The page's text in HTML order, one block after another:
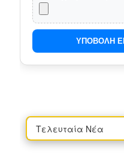
ΥΠΟΒΟΛΗ
Τελευταία Νέα